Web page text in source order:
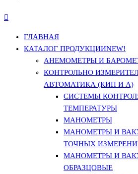
ГЛАВНАЯ
КАТАЛОГ ПРОДУКЦИИNEW!
АНЕМОМЕТРЫ И
КОНТРОЛЬНО
АВТОМАТИКА (КИП И А)
СИСТЕМЫ
ТЕМПЕРАТУРЫ
МАНОМЕТРЫ
МАНОМЕТРЫ И
ТОЧНЫХ
МАНОМЕТРЫ И
ОБРАЗЦОВЫЕ